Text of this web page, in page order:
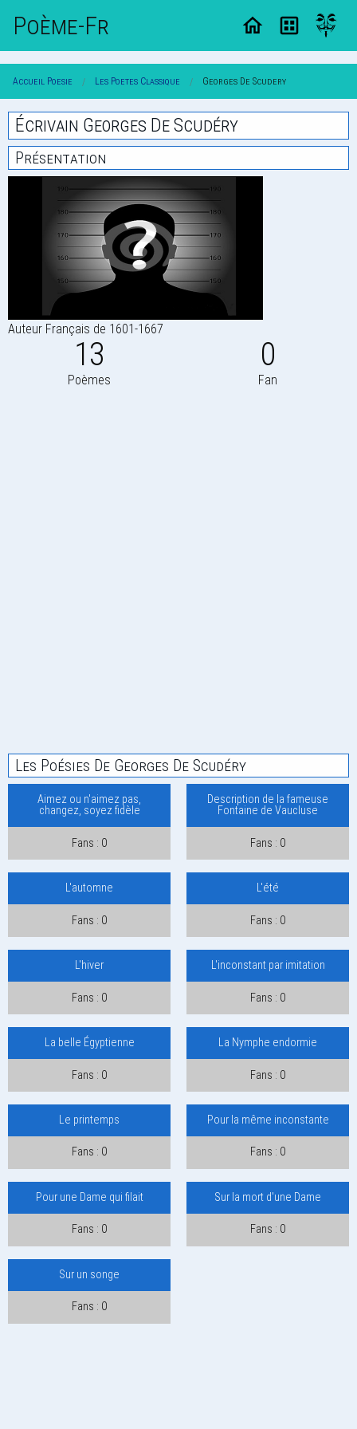
Poème-Fr
Accueil Poesie Les Poetes Classique Georges De Scudery
Écrivain Georges De Scudéry
Présentation
Auteur Français de 1601-1667
13
Poèmes
0
Fan
Les Poésies De Georges De Scudéry
Aimez ou n'aimez pas,
changez, soyez fidèle
Fans : 0
Description de la fameuse
Fontaine de Vaucluse
Fans : 0
L'automne
Fans : 0
L'été
Fans : 0
L'hiver
Fans : 0
L'inconstant par imitation
Fans : 0
La belle Égyptienne
Fans : 0
La Nymphe endormie
Fans : 0
Le printemps
Fans : 0
Pour la même inconstante
Fans : 0
Pour une Dame qui filait
Fans : 0
Sur la mort d'une Dame
Fans : 0
Sur un songe
Fans : 0